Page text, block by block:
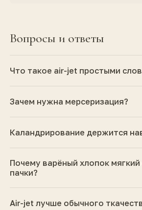
Вопросы и ответы
Что такое air-jet простыми
Зачем нужна мерсеризация?
Каландрирование держится
Почему варёный хлопок мягкий
пачки?
Air-jet лучше обычного